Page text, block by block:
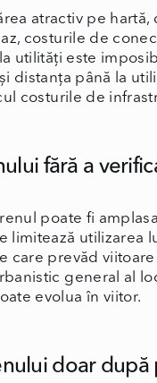
atractiv pe hartă,
costurile de
utilități este
distanța până la
costurile de
fără a
poate fi
limitează utilizarea
care prevăd
general al
evolua în viitor.
doar după